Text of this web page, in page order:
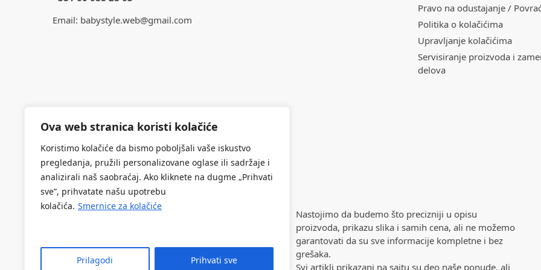
Ova web stranica koristi kolačiće
Koristimo kolačiće da bismo poboljšali vaše iskustvo
pregledanja, pružili personalizovane oglase ili sadržaje i
analizirali naš saobraćaj. Ako kliknete na dugme „Prihvati
sve”, prihvatate našu upotrebu
kolačića. Smernice za kolačiće
Prilagodi Prihvati sve
Email: babystyle.web@gmail.com
Pravo na odustajanje /
Politika o kolačićima
Upravljanje kolačićima
Servisiranje proizvoda i
delova
O NAMA
Rumenački put 119V, 21000 Novi Sad
Nastojimo da budemo što precizniji u opisu
proizvoda, prikazu slika i samih cena, ali ne možemo
garantovati da su sve informacije kompletne i bez
grešaka.
Svi artikli prikazani na sajtu su deo naše ponude, ali